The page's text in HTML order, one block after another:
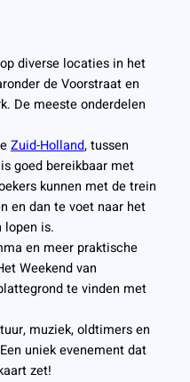
diverse locaties in het
de Voorstraat en
De meeste onderdelen
Zuid-Holland, tussen
goed bereikbaar met
kunnen met de trein
en dan te voet naar het
is.
en meer praktische
Weekend van
te vinden met
muziek, oldtimers en
uniek evenement dat
zet!